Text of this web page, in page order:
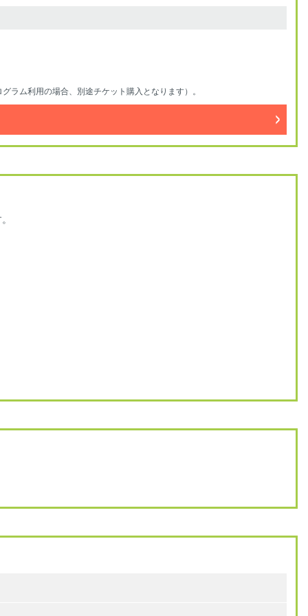
ラム利用の場合、別途チケット購入となります）。